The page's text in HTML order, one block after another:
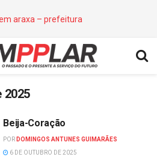
2025
Beija-Coração
POR DOMINGOS ANTUNES GUIMARÃES
6 DE OUTUBRO DE 2025